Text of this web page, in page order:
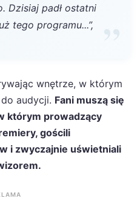
Dzisiaj padł ostatni
tego programu...”,
wnętrze, w którym
audycji. Fani muszą się
którym prowadzący
gościli
i zwyczajnie uświetniali